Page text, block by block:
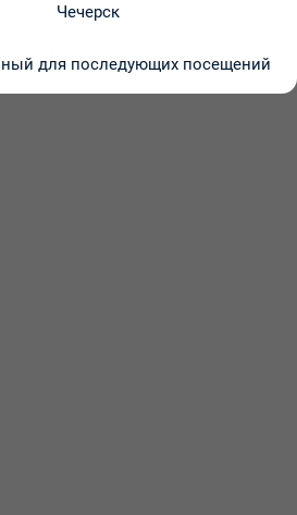
острого приступа подагры.
лихорадки
у взрослых и детей старше 4-х
Чечерск
для последующих посещений